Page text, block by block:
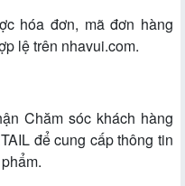
hóa đơn, mã đơn hàng
lệ trên nhavui.com.
Chăm sóc khách hàng
để cung cấp thông tin